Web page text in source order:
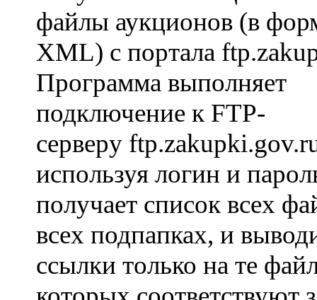
файлы аукционов (в
XML) с портала
Программа выполняет
подключение к FTP-
серверу
используя логин и
получает список всех
всех подпапках, и
ссылки только на те